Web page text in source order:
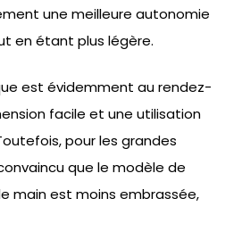
une meilleure autonomie
en étant plus légère.
est évidemment au rendez-
facile et une utilisation
pour les grandes
que le modèle de
main est moins embrassée,